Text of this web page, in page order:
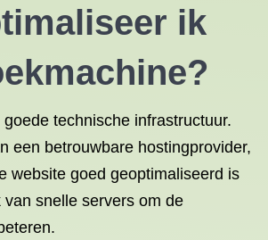
ik
technische infrastructuur.
een betrouwbare hostingprovider,
website goed geoptimaliseerd is
snelle servers om de